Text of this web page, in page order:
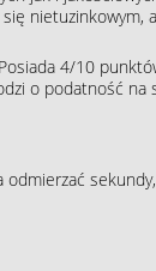
nietuzinkowym,
4/10
o podatność na